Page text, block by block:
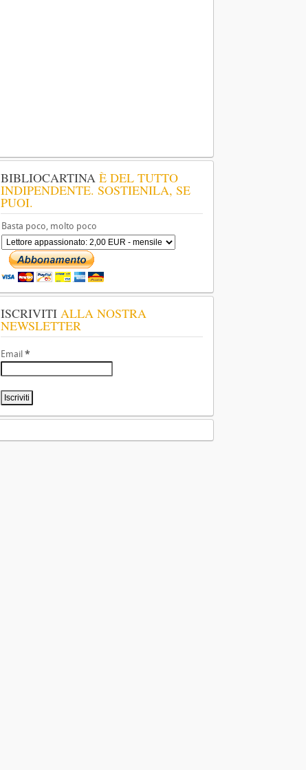
BIBLIOCARTINA È DEL TUTTO
INDIPENDENTE. SOSTIENILA, SE
PUOI.
Basta poco, molto poco
ISCRIVITI ALLA NOSTRA
NEWSLETTER
Email *